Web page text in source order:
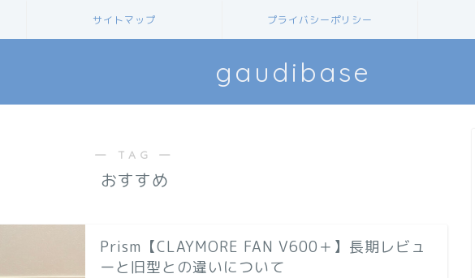
サイトマップ プライバシーポリシー
gaudibase
― TAG ―
おすすめ
Prism【CLAYMORE FAN V600＋】長期レビュ
ーと旧型との違いについて